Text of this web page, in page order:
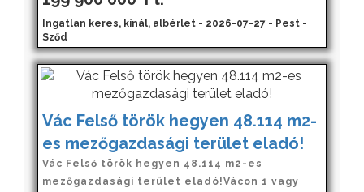
Ingatlan keres, kínál, albérlet - 2026-07-27 - Pest -
Sződ
Vác Felső török hegyen 48.114 m2-
es mezőgazdasági terület eladó!
Vác Felső török hegyen 48.114 m2-es
mezőgazdasági terület eladó!Vácon 1 vagy